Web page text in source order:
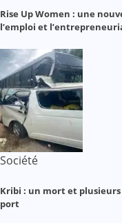
Rise Up Women : une
l’emploi et
Société
Kribi : un mort et
port